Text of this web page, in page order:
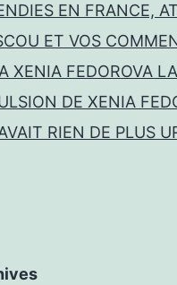
EN FRANCE,
ET VOS
XENIA FEDOROVA
DE XENIA
RIEN DE PLUS